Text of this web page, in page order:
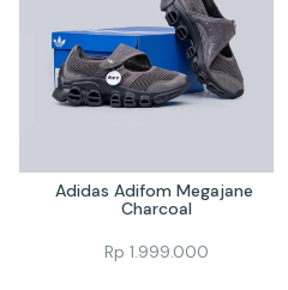
Adidas Adifom Megajane
Charcoal
Rp 1.999.000